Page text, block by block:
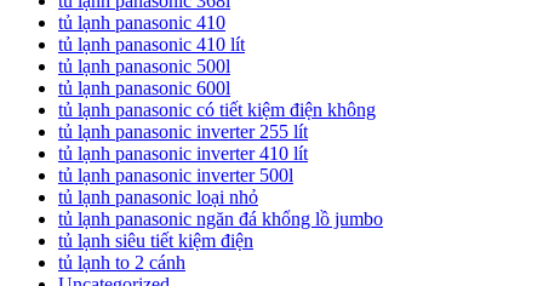
tủ lạnh panasonic 410
tủ lạnh panasonic 410 lít
tủ lạnh panasonic 500l
tủ lạnh panasonic 600l
tủ lạnh panasonic có tiết kiệm điện không
tủ lạnh panasonic inverter 255 lít
tủ lạnh panasonic inverter 410 lít
tủ lạnh panasonic inverter 500l
tủ lạnh panasonic loại nhỏ
tủ lạnh panasonic ngăn đá khổng lồ jumbo
tủ lạnh siêu tiết kiệm điện
tủ lạnh to 2 cánh